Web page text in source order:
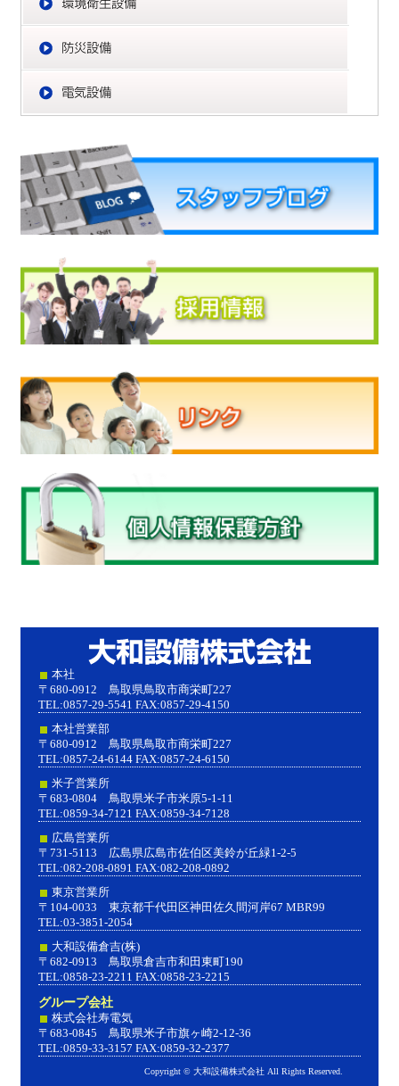
本社
〒680-0912 鳥取県鳥取市商栄町227
TEL:0857-29-5541 FAX:0857-29-4150
本社営業部
〒680-0912 鳥取県鳥取市商栄町227
TEL:0857-24-6144 FAX:0857-24-6150
米子営業所
〒683-0804 鳥取県米子市米原5-1-11
TEL:0859-34-7121 FAX:0859-34-7128
広島営業所
〒731-5113 広島県広島市佐伯区美鈴が丘緑1-2-5
TEL:082-208-0891 FAX:082-208-0892
東京営業所
〒104-0033 東京都千代田区神田佐久間河岸67 MBR99
TEL:03-3851-2054
大和設備倉吉(株)
〒682-0913 鳥取県倉吉市和田東町190
TEL:0858-23-2211 FAX:0858-23-2215
グループ会社
株式会社寿電気
〒683-0845 鳥取県米子市旗ヶ崎2-12-36
TEL:0859-33-3157 FAX:0859-32-2377
Copyright © 大和設備株式会社 All Rights Reserved.